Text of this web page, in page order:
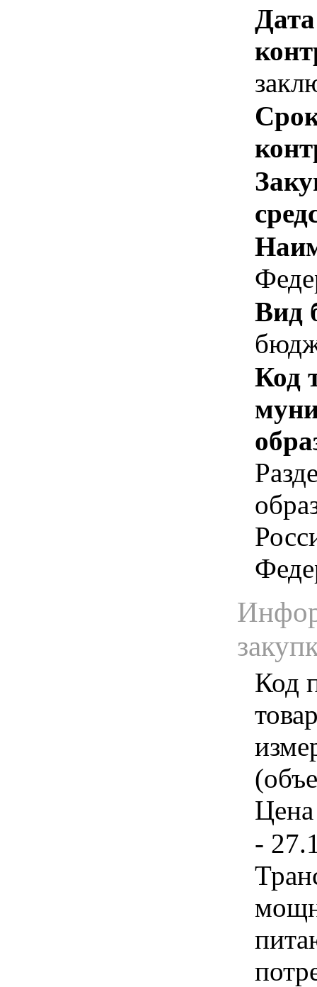
Вид
Код
Код
-